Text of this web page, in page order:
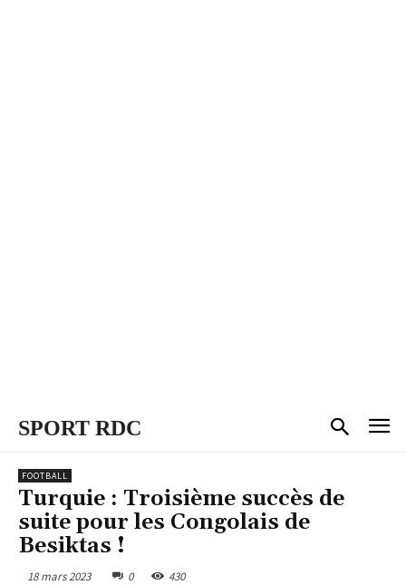
SPORT RDC
FOOTBALL
Turquie : Troisième succès de
suite pour les Congolais de
Besiktas !
18 mars 2023 0 430